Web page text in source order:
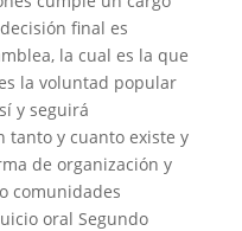
final es
la cual es la que
la voluntad popular
y seguirá
tanto y cuanto existe y
de organización y
comunidades
oral Segundo